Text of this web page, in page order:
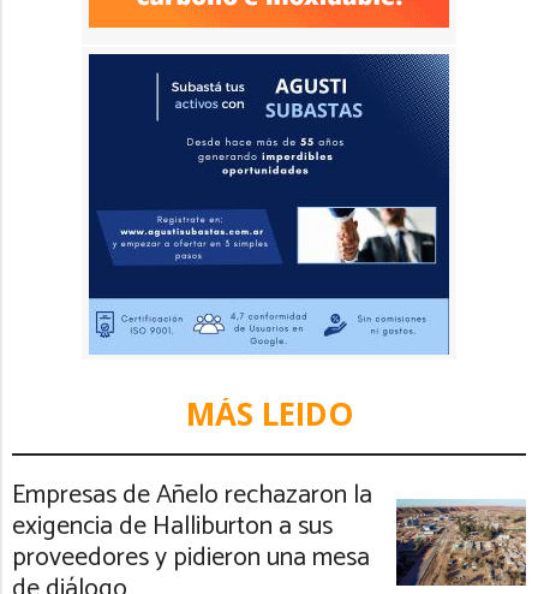
MÁS LEIDO
Empresas de Añelo rechazaron la
exigencia de Halliburton a sus
proveedores y pidieron una mesa